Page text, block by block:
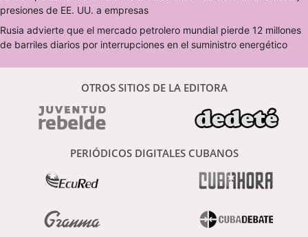
presiones de EE. UU. a empresas
Rusia advierte que el mercado petrolero mundial pierde 12 millones
de barriles diarios por interrupciones en el suministro energético
OTROS SITIOS DE LA EDITORA
PERIÓDICOS DIGITALES CUBANOS